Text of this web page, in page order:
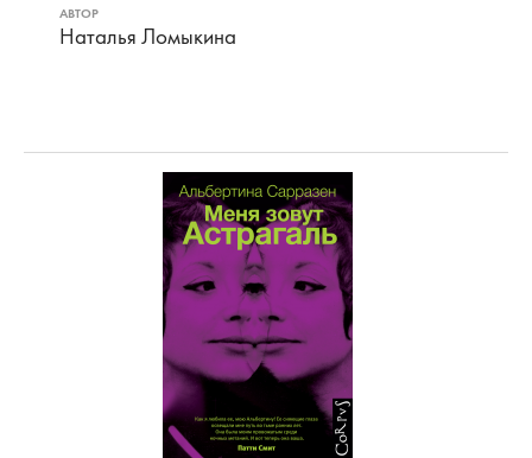
АВТОР
Наталья Ломыкина